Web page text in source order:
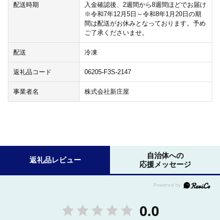
配送時期
入金確認後、2週間から8週間ほどでお届け
※令和7年12月5日～令和8年1月20日の期
間は配送がお休みとなっております。予め
ご了承くださいませ。
配送 冷凍
返礼品コード 06205-F3S-2147
事業者名 株式会社新庄屋
返礼品レビュー
自治体への
応援メッセージ
0.0